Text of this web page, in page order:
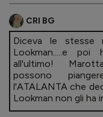
CRI BG
Diceva le stesse
Lookman.....e
all'ultimo!
possono
l'ATALANTA che
Lookman non gli ha